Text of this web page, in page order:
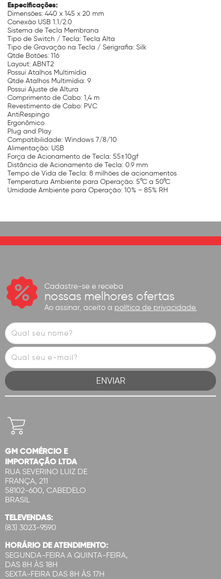
Especificações:
Dimensões: 440 x 145 x 20 mm
Conexão USB 1.1/2.0
Sistema de Tecla Membrana
Tipo de Switch / Tecla: Tecla Alta
Tipo de Gravação na Tecla / Serigrafia: Silk
Qtde Botões: 116
Layout: ABNT2
Possui Atalhos Multimídia
Qtde Atalhos Multimídia: 9
Possui Ajuste de Altura
Comprimento de Cabo: 1,4 m
Revestimento de Cabo: PVC
AntiRespingo
Ergonômico
Plug and Play
Compatibilidade: Windows 7/8/10
Alimentação: USB
Força de Acionamento de Tecla: 55±10gf
Distância de Acionamento de Tecla: 0.9 mm
Tempo de Vida de Tecla: 8 milhões de acionamentos
Temperatura Ambiente para Operação: 5°C a 50°C
Umidade Ambiente para Operação: 10% ~ 85% RH
Cadastre-se e receba
nossas melhores ofertas
Ao assinar, aceito a política de privacidade.
GM COMÉRCIO E
IMPORTAÇÃO LTDA
RUA SEVERINO LUIZ DE
FRANÇA, 211
58102-600, CABEDELO
BRASIL
TELEVENDAS:
(83) 3023-9590
HORÁRIO DE ATENDIMENTO:
SEGUNDA-FEIRA A QUINTA-FEIRA,
DAS 8H ÀS 18H
SEXTA-FEIRA DAS 8H ÀS 17H